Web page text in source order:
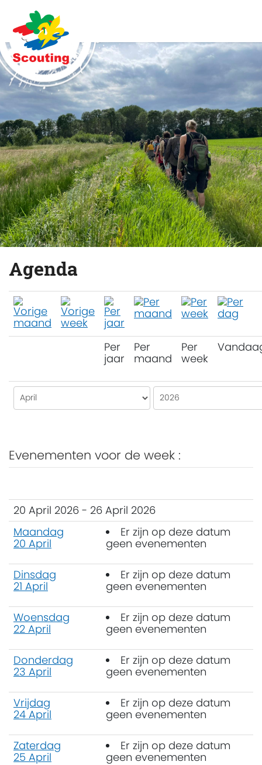
Agenda
Per
jaar
Per
maand
Per
week
Evenementen voor de week :
20 April 2026 - 26 April 2026
Maandag
20 April
Er zijn op deze datum
geen evenementen
Dinsdag
21 April
Er zijn op deze datum
geen evenementen
Woensdag
22 April
Er zijn op deze datum
geen evenementen
Donderdag
23 April
Er zijn op deze datum
geen evenementen
Vrijdag
24 April
Er zijn op deze datum
geen evenementen
Zaterdag
25 April
Er zijn op deze datum
geen evenementen